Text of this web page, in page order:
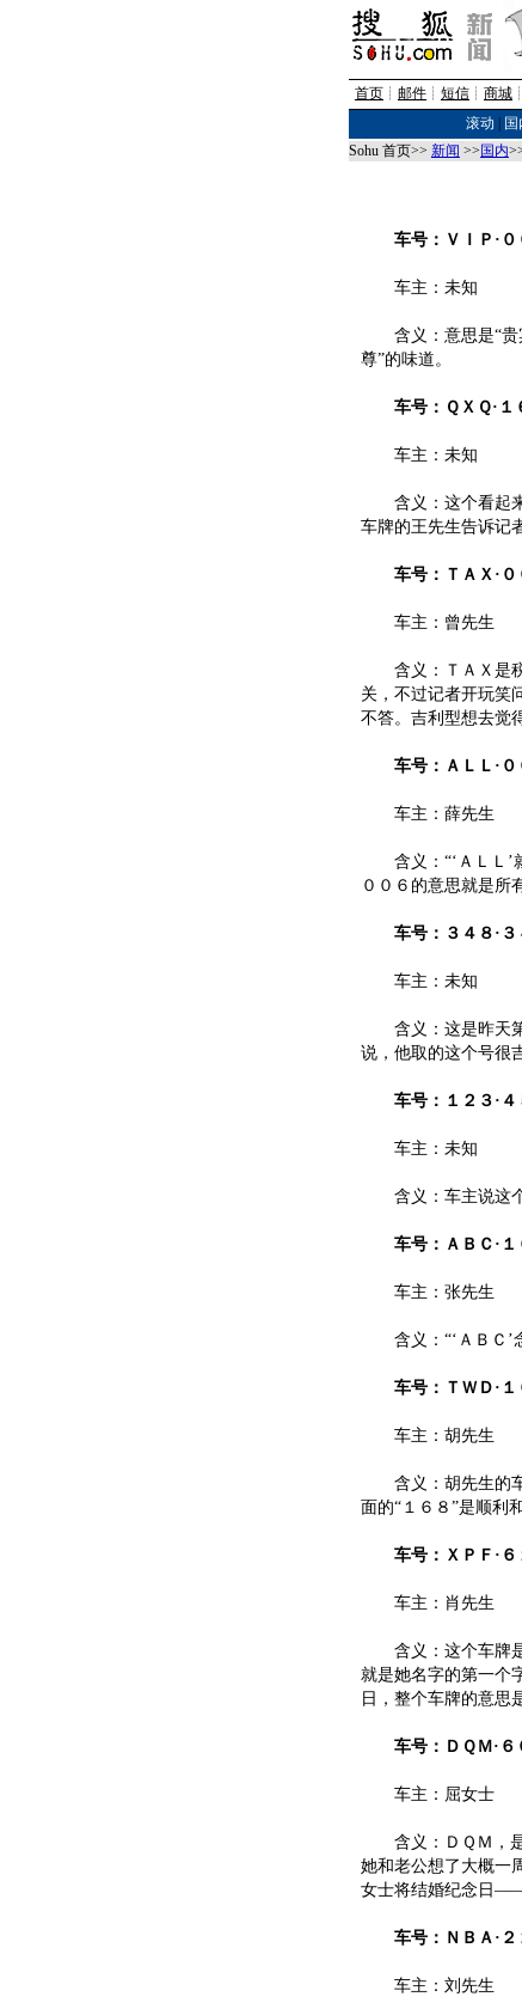
首页 ┊ 邮件 ┊ 短信 ┊ 商城 ┊
滚动
国
Sohu 首页>> 新闻 >> 国内
车号：ＶＩＰ·０
车主：未知
含义：意思是“贵
尊”的味道。
车号：ＱＸＱ·１
车主：未知
含义：这个看起来
车牌的王先生告诉记
车号：ＴＡＸ·０
车主：曾先生
含义：ＴＡＸ是税
关，不过记者开玩笑
不答。吉利型想去觉
车号：ＡＬＬ·０
车主：薛先生
含义：“‘ＡＬＬ’就
００６的意思就是所
车号：３４８·３
车主：未知
含义：这是昨天第
说，他取的这个号很
车号：１２３·４
车主：未知
含义：车主说这个
车号：ＡＢＣ·１
车主：张先生
含义：“‘ＡＢＣ’
车号：ＴＷＤ·１
车主：胡先生
含义：胡先生的车
面的“１６８”是顺利
车号：ＸＰＦ·６
车主：肖先生
含义：这个车牌是
就是她名字的第一个
日，整个车牌的意思
车号：ＤＱＭ·６
车主：屈女士
含义：ＤＱＭ，是
她和老公想了大概一
女士将结婚纪念日
车号：ＮＢＡ·２
车主：刘先生